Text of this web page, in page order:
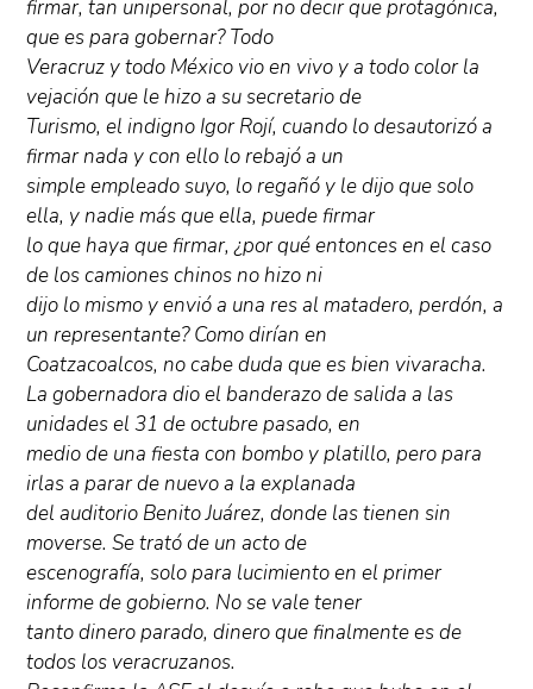
firmar, tan unipersonal, por no decir que protagónica,
que es para gobernar? Todo
Veracruz y todo México vio en vivo y a todo color la
vejación que le hizo a su secretario de
Turismo, el indigno Igor Rojí, cuando lo desautorizó a
firmar nada y con ello lo rebajó a un
simple empleado suyo, lo regañó y le dijo que solo
ella, y nadie más que ella, puede firmar
lo que haya que firmar, ¿por qué entonces en el caso
de los camiones chinos no hizo ni
dijo lo mismo y envió a una res al matadero, perdón, a
un representante? Como dirían en
Coatzacoalcos, no cabe duda que es bien vivaracha.
La gobernadora dio el banderazo de salida a las
unidades el 31 de octubre pasado, en
medio de una fiesta con bombo y platillo, pero para
irlas a parar de nuevo a la explanada
del auditorio Benito Juárez, donde las tienen sin
moverse. Se trató de un acto de
escenografía, solo para lucimiento en el primer
informe de gobierno. No se vale tener
tanto dinero parado, dinero que finalmente es de
todos los veracruzanos.